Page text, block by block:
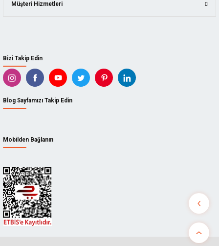
Bizi Takip Edin
Blog Sayfamızı Takip Edin
Mobilden Bağlanın
Müşteri Hizmetleri